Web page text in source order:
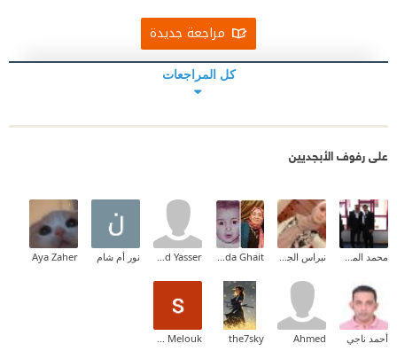
مراجعة جديدة
كل المراجعات
على رفوف الأبجديين
نور أم شام Aya Zaher
أحمد ناجي Ahmed
the7sky